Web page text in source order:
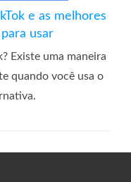
e as melhores
usar
Existe uma maneira
quando você usa o